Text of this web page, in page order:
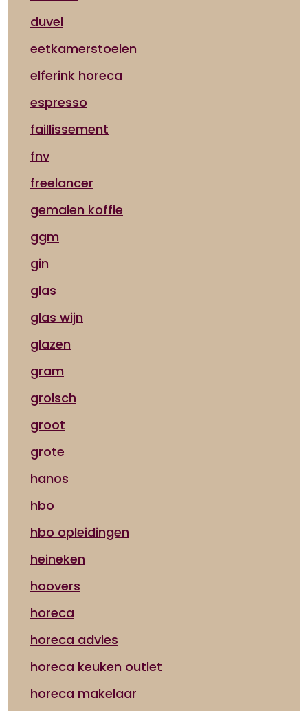
duvel
eetkamerstoelen
elferink horeca
espresso
faillissement
fnv
freelancer
gemalen koffie
ggm
gin
glas
glas wijn
glazen
gram
grolsch
groot
grote
hanos
hbo
hbo opleidingen
heineken
hoovers
horeca
horeca advies
horeca keuken outlet
horeca makelaar